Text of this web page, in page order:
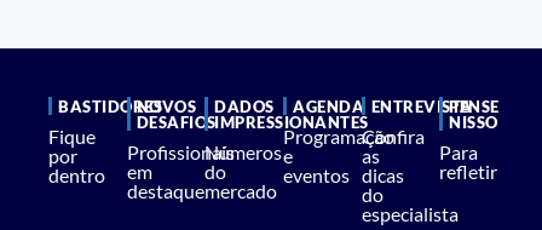
BASTIDORES
Fique
por
dentro
NOVOS
DESAFIOS
Profissionais
em
destaque
DADOS
IMPRESSIONANTES
Números
do
mercado
AGENDA
Programação
e
eventos
ENTREVISTA
Confira
as
dicas
do
especialista
PENSE
NISSO
Para
refletir